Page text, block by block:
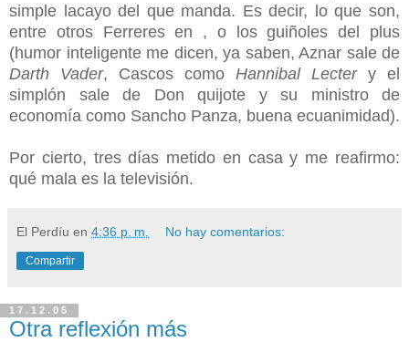
simple lacayo del que manda. Es decir, lo que son,
entre otros Ferreres en , o los guiñoles del plus
(humor inteligente me dicen, ya saben, Aznar sale de
Darth Vader, Cascos como Hannibal Lecter y el
simplón sale de Don quijote y su ministro de
economía como Sancho Panza, buena ecuanimidad).
Por cierto, tres días metido en casa y me reafirmo:
qué mala es la televisión.
El Perdíu en 4:36 p. m. No hay comentarios:
Compartir
17.12.05
Otra reflexión más